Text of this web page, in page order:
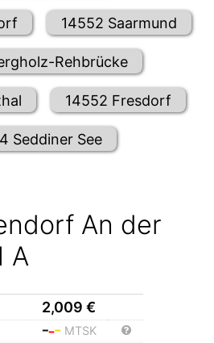
14552 Saarmund
Rehbrücke
14552 Fresdorf
Seddiner See
An der
A
2,009 €
MTSK